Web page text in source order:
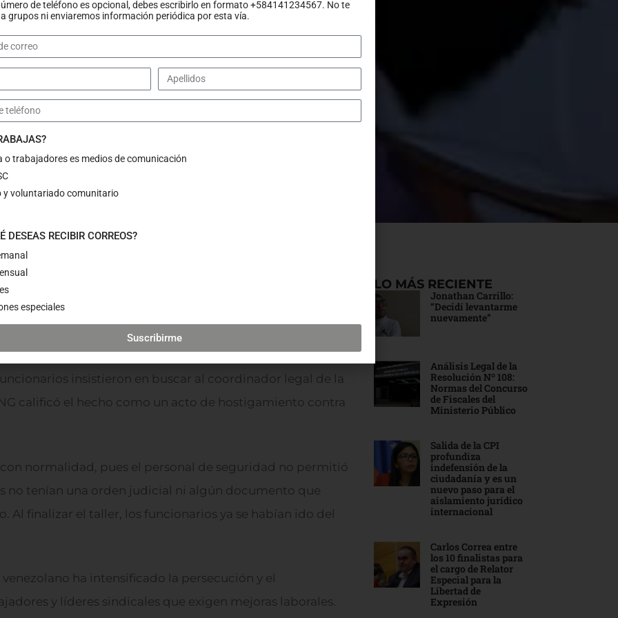
intentaron entrar a
Yaracuy
Provea denunció que funcionarios del Servicio
ingresar a un taller sindical que se realizaba en el
insistieron en buscar al coordinador legal de la
calificó el hecho como un acto de hostigamiento contra
normalidad, pues el personal de seguridad no permitió
no tenían una orden judicial ni algún documento que
Al finalizar el taller, los funcionarios ya se habían ido del
ha intensificado la persecución y el
y líderes sindicales que exigen mejoras laborales.
LO MÁS RECIENTE
Jonathan Carrillo:
“Decidí levantarme
nuevamente”
Análisis Legal de la
Resolución Nº 108:
Normas del Concurso
de Fiscales del
Ministerio Público
Salida de la CPI
profundiza
indefensión de la
ciudadanía y es un
nuevo paso para el
aislamiento jurídico
internacional
Carlos Correa entre
los 10 finalistas para
el cargo de Relator
Especial para la
Libertad de
Expresión
de teléfono es opcional, debes escribirlo en formato +584141234567. No te
grupos ni enviaremos información periódica por esta vía.
o trabajadores es medios de comunicación
y voluntariado comunitario
DESEAS RECIBIR CORREOS?
especiales
Suscribirme